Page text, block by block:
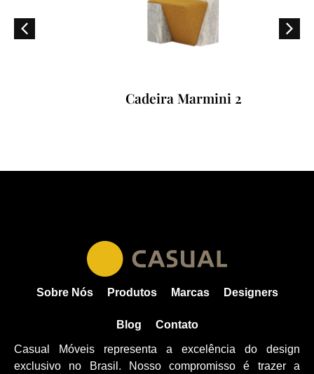
Cadeira Marmini 2
Sobre Nós Produtos Marcas Designers
Blog Contato
Casual Móveis representa a excelência do design
exclusivo no Brasil. Nosso compromisso é trazer a